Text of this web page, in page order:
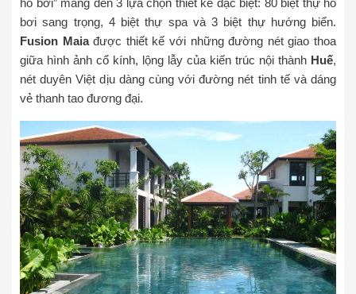
bơi sang trọng, 4 biệt thự spa và 3 biệt thự hướng biển.
Fusion Maiađược thiết kế với những đường nét giao thoa
giữa hình ảnh cổ kính, lộng lẫy của kiến trúc nội thành Huế,
nét duyên Việt dịu dàng cùng với đường nét tinh tế và dáng
vẻ thanh tao đương đại.